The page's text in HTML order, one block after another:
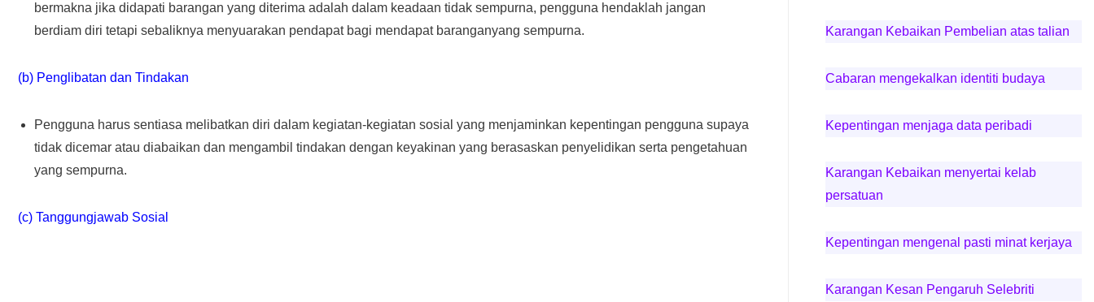
bermakna jika didapati barangan yang diterima adalah dalam keadaan tidak sempurna, pengguna hendaklah jangan
berdiam diri tetapi sebaliknya menyuarakan pendapat bagi mendapat baranganyang sempurna.
(b) Penglibatan dan Tindakan
Pengguna harus sentiasa melibatkan diri dalam kegiatan-kegiatan sosial yang menjaminkan kepentingan pengguna supaya
tidak dicemar atau diabaikan dan mengambil tindakan dengan keyakinan yang berasaskan penyelidikan serta pengetahuan
yang sempurna.
(c) Tanggungjawab Sosial
Karangan Kebaikan Pembelian atas talian
Cabaran mengekalkan identiti budaya
Kepentingan menjaga data peribadi
Karangan Kebaikan menyertai kelab
persatuan
Kepentingan mengenal pasti minat kerjaya
Karangan Kesan Pengaruh Selebriti